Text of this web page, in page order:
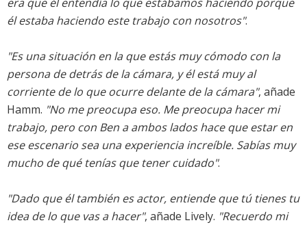
él estaba haciendo este trabajo con nosotros".
"Es una situación en la que estás muy cómodo con la
persona de detrás de la cámara, y él está muy al
corriente de lo que ocurre delante de la cámara", añade
Hamm. "No me preocupa eso. Me preocupa hacer mi
trabajo, pero con Ben a ambos lados hace que estar en
ese escenario sea una experiencia increíble. Sabías muy
mucho de qué tenías que tener cuidado".
"Dado que él también es actor, entiende que tú tienes tu
idea de lo que vas a hacer", añade Lively. "Recuerdo mi